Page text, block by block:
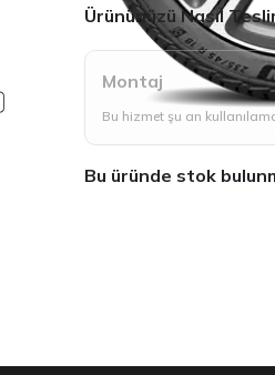
Ürününüzü Nasıl
Montaj
Bu hizmet şu an
Bu üründe stok